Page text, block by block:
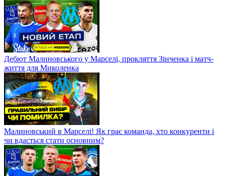
Дебют Малиновського у Марселі, прокляття Зінченка і матч-
життя для Миколенка
Малиновський в Марселі! Як грає команда, хто конкуренти і
чи вдасться стати основним?